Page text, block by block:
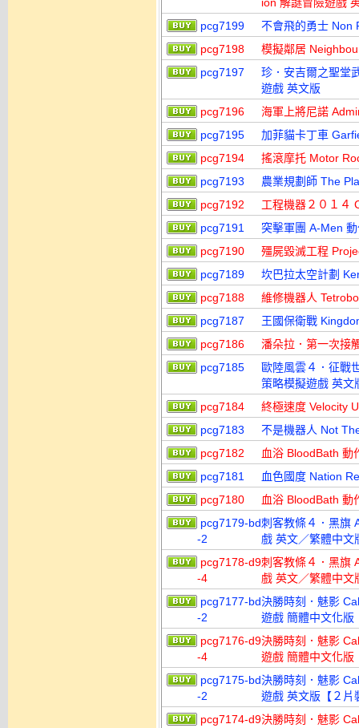
pcg7199
不會飛的勇士 Non
pcg7198
模擬鄰居
pcg7197
珍．安吉爾之聖堂
遊戲 英文版
pcg7196
海軍上將尼諾
pcg7195
加菲貓卡丁車
pcg7194
搖滾摩托 Motor
pcg7193
農業規劃師 The
pcg7192
工程機器２０１４
pcg7191
突擊軍團 A-Men
pcg7190
殭屍毀滅工程
pcg7189
坎巴拉太空計劃
pcg7188
維修機器人
pcg7187
王國保衛戰
pcg7186
潘朵拉．第一次接
pcg7185
歐陸風雲４．征戰
策略模擬遊戲 英文
pcg7184
終極速度 Velocity
pcg7183
不是機器人 Not
pcg7182
血浴 BloodBath 動
pcg7181
血色國度 Nation
pcg7180
血浴 BloodBath 動
pcg7179-bd
-2
刺客教條４．黑旗
戲 英文／繁體中文
pcg7178-d9
-4
刺客教條４．黑旗
戲 英文／繁體中文
pcg7177-bd
-2
決勝時刻．魅影
遊戲 簡體中文化版
pcg7176-d9
-4
決勝時刻．魅影
遊戲 簡體中文化版
pcg7175-bd
-2
決勝時刻．魅影
遊戲 英文版【２片
pcg7174-d9決勝時刻．魅影